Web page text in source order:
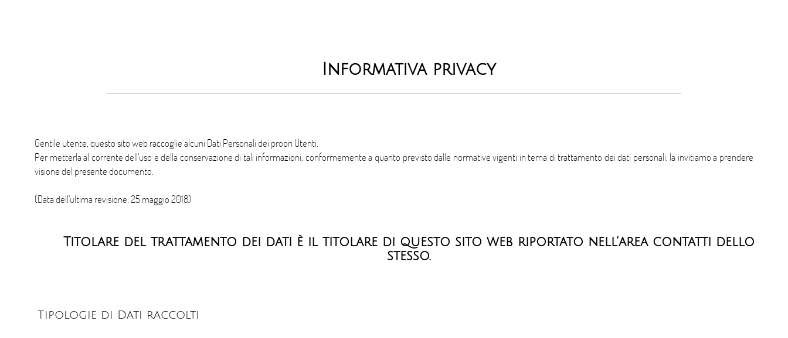
Informativa privacy
Gentile utente, questo sito web raccoglie alcuni Dati Personali dei propri Utenti.
Per metterla al corrente dell'uso e della conservazione di tali informazioni, conformemente a quanto previsto dalle normative vigenti in tema di trattamento dei dati personali, la invitiamo a prendere
visione del presente documento.
(Data dell'ultima revisione: 25 maggio 2018)
Titolare del trattamento dei dati è il titolare di questo sito web riportato nell’area contatti dello
stesso.
Tipologie di Dati raccolti